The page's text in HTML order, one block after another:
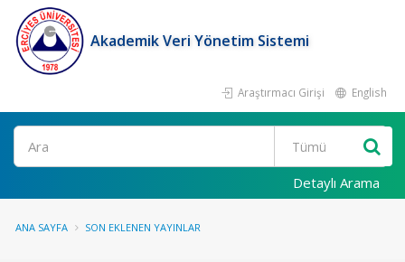
Akademik Veri Yönetim Sistemi
Araştırmacı Girişi English
Ara
Detaylı Arama
ANA SAYFA SON EKLENEN YAYINLAR